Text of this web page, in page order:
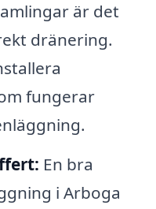
är det
dränering.
fungerar
En bra
i Arboga